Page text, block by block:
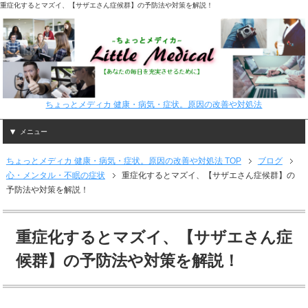
重症化するとマズイ、【サザエさん症候群】の予防法や対策を解説！
ちょっとメディカ 健康・病気・症状。原因の改善や対処法
メニュー
ちょっとメディカ 健康・病気・症状。原因の改善や対処法 TOP
ブログ
心・メンタル・不眠の症状
重症化するとマズイ、【サザエさん症候群】の
予防法や対策を解説！
重症化するとマズイ、【サザエさん症
候群】の予防法や対策を解説！